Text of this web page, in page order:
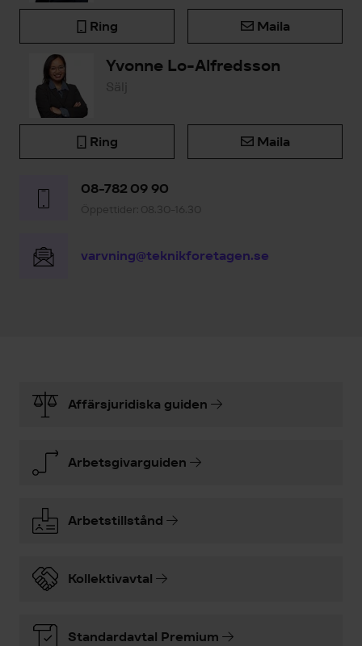
Ring Maila
Yvonne Lo-Alfredsson
Sälj
Ring Maila
08-782 09 90
Öppettider: 08.30-16.30
varvning@teknikforetagen.se
Affärsjuridiska guiden
Arbetsgivarguiden
Arbetstillstånd
Kollektivavtal
Standardavtal Premium